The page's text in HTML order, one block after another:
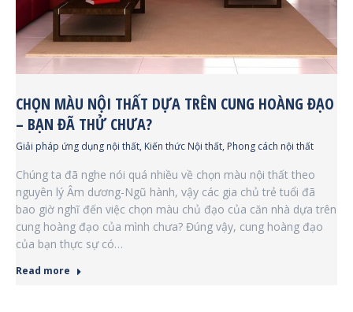
CHỌN MÀU NỘI THẤT DỰA TRÊN CUNG HOÀNG ĐẠO
– BẠN ĐÃ THỬ CHƯA?
Giải pháp ứng dụng nội thất, Kiến thức Nội thất, Phong cách nội thất
Chúng ta đã nghe nói quá nhiều về chọn màu nội thất theo
nguyên lý Âm dương-Ngũ hành, vậy các gia chủ trẻ tuổi đã
bao giờ nghĩ đến việc chọn màu chủ đạo của căn nhà dựa trên
cung hoàng đạo của mình chưa? Đúng vậy, cung hoàng đạo
của bạn thực sự có…
Read more